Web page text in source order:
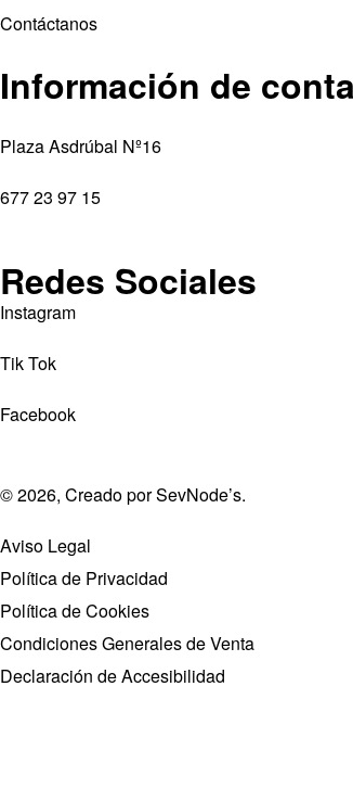
Contáctanos
Información de
Plaza Asdrúbal Nº16
677 23 97 15
Redes Sociales
Instagram
Tik Tok
Facebook
© 2026, Creado porSevNode’s.
Aviso Legal
Política de Privacidad
Política de Cookies
Condiciones Generales de Venta
Declaración de Accesibilidad